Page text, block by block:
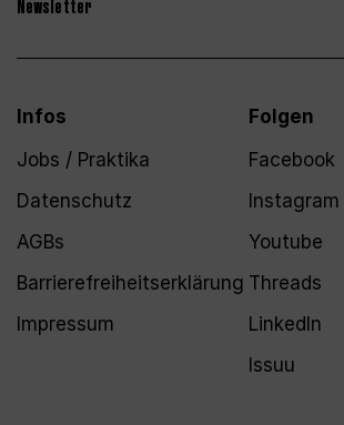
Newsletter
Infos
Jobs / Praktika
Datenschutz
AGBs
Barrierefreiheitserklärung
Impressum
Folgen
Facebook
Instagram
Youtube
Threads
LinkedIn
Issuu